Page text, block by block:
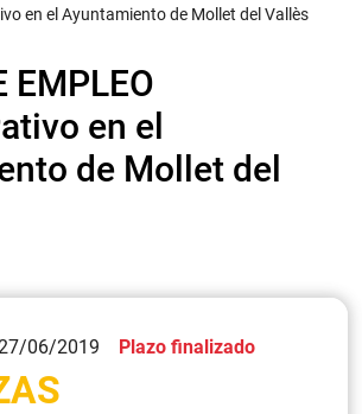
en el Ayuntamiento de Mollet del Vallès
EMPLEO
en el
de Mollet del
06/2019 Plazo finalizado